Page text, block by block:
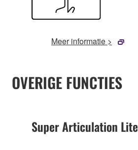
Meer informatie >
OVERIGE FUNCTIES
Super Articulation Lite